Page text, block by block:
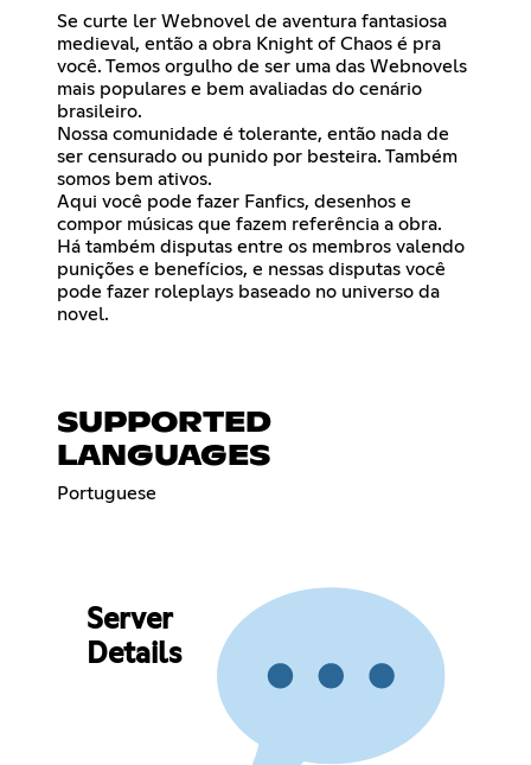
Se curte ler Webnovel de aventura fantasiosa
medieval, então a obra Knight of Chaos é pra
você. Temos orgulho de ser uma das Webnovels
mais populares e bem avaliadas do cenário
brasileiro.
Nossa comunidade é tolerante, então nada de
ser censurado ou punido por besteira. Também
somos bem ativos.
Aqui você pode fazer Fanfics, desenhos e
compor músicas que fazem referência a obra.
Há também disputas entre os membros valendo
punições e benefícios, e nessas disputas você
pode fazer roleplays baseado no universo da
novel.
SUPPORTED
LANGUAGES
Portuguese
Server
Details